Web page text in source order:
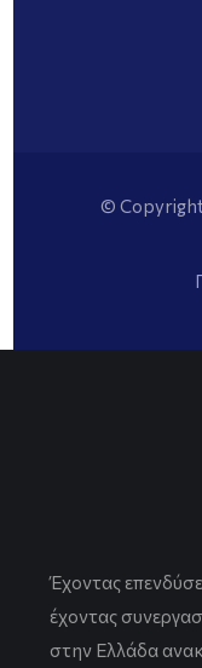
©
Έχοντας
έχοντας
στην Ελλάδα